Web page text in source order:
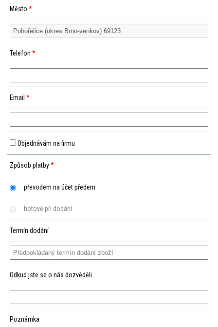
Město *
Telefon *
Email *
Objednávám na firmu
Způsob platby*
převodem na účet předem
hotově při dodání
Termín dodání
Odkud jste se o nás dozvěděli
Poznámka